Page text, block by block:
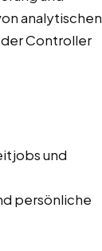
analytischen
Controller
und
persönliche